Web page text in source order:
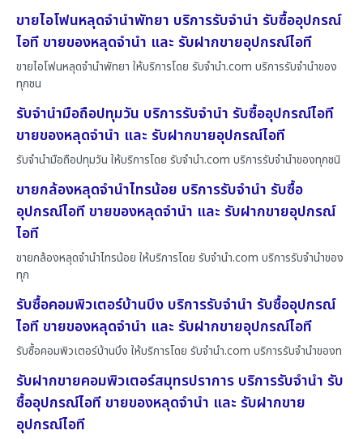
ขายไอโฟนหลุดจำนำพัทยา บริการรับจำนำ รับซื้ออุปกรณ์
ไอที ขายของหลุดจำนำ และ รับฝากขายอุปกรณ์ไอที
ขายไอโฟนหลุดจำนำพัทยา ให้บริการโดย รับจํานํา.com บริการรับจำนำของ
ทุกชน
รับจำนำมือถือปทุมวัน บริการรับจำนำ รับซื้ออุปกรณ์ไอที
ขายของหลุดจำนำ และ รับฝากขายอุปกรณ์ไอที
รับจำนำมือถือปทุมวัน ให้บริการโดย รับจํานํา.com บริการรับจำนำของทุกชนิ
ขายกล้องหลุดจำนำไทรน้อย บริการรับจำนำ รับซื้อ
อุปกรณ์ไอที ขายของหลุดจำนำ และ รับฝากขายอุปกรณ์
ไอที
ขายกล้องหลุดจำนำไทรน้อย ให้บริการโดย รับจํานํา.com บริการรับจำนำของ
ทุก
รับซื้อคอมพิวเตอร์บ้านบึง บริการรับจำนำ รับซื้ออุปกรณ์
ไอที ขายของหลุดจำนำ และ รับฝากขายอุปกรณ์ไอที
รับซื้อคอมพิวเตอร์บ้านบึง ให้บริการโดย รับจํานํา.com บริการรับจำนำของท
รับฝากขายคอมพิวเตอร์สมุทรปราการ บริการรับจำนำ รับ
ซื้ออุปกรณ์ไอที ขายของหลุดจำนำ และ รับฝากขาย
อุปกรณ์ไอที